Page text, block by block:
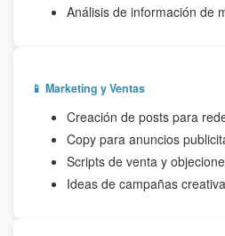
Análisis de información de
📱 Marketing y Ventas
Creación de posts para
Copy para anuncios
Scripts de venta y
Ideas de campañas